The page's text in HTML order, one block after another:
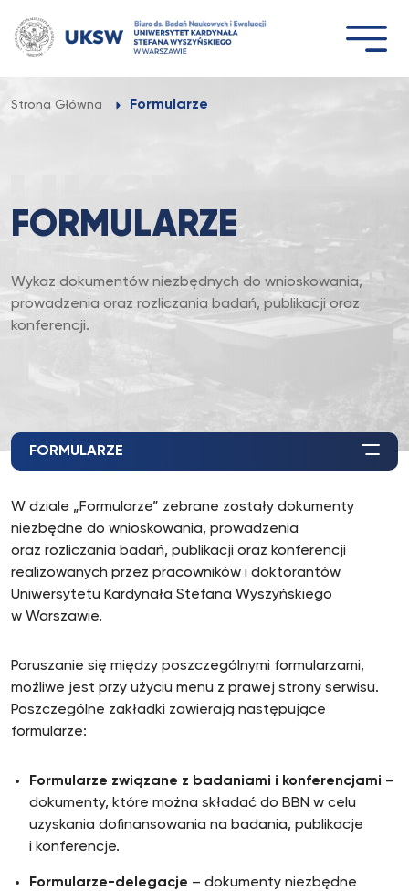
do
treści
Strona Główna Formularze
FORMULARZE
Wykaz dokumentów niezbędnych do wnioskowania,
prowadzenia oraz rozliczania badań, publikacji oraz
konferencji.
FORMULARZE
W dziale „Formularze” zebrane zostały dokumenty
niezbędne do wnioskowania, prowadzenia
oraz rozliczania badań, publikacji oraz konferencji
realizowanych przez pracowników i doktorantów
Uniwersytetu Kardynała Stefana Wyszyńskiego
w Warszawie.
Poruszanie się między poszczególnymi formularzami,
możliwe jest przy użyciu menu z prawej strony serwisu.
Poszczególne zakładki zawierają następujące
formularze:
Formularze związane z badaniami i konferencjami –
dokumenty, które można składać do BBN w celu
uzyskania dofinansowania na badania, publikacje
i konferencje.
Formularze-delegacje – dokumenty niezbędne